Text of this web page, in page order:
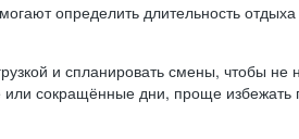
определить длительность
и спланировать смены, чтобы
или сокращённые дни, проще